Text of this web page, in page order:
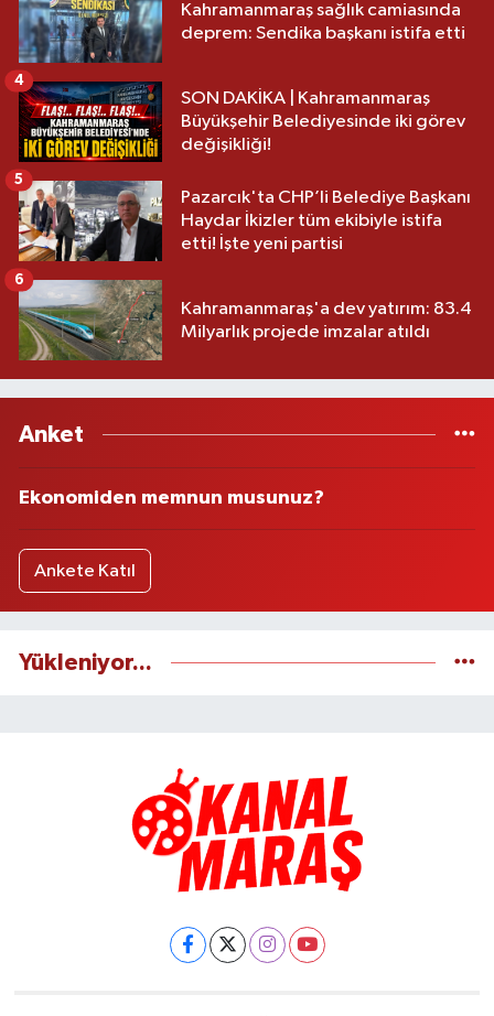
Kahramanmaraş sağlık camiasında
deprem: Sendika başkanı istifa etti
SON DAKİKA | Kahramanmaraş
Büyükşehir Belediyesinde iki görev
değişikliği!
4
Pazarcık'ta CHP’li Belediye Başkanı
Haydar İkizler tüm ekibiyle istifa
etti! İşte yeni partisi
5
Kahramanmaraş'a dev yatırım: 83.4
Milyarlık projede imzalar atıldı
6
Anket
Ekonomiden memnun musunuz?
Ankete Katıl
Yükleniyor...